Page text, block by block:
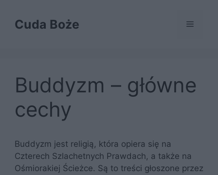
treściCuda Boże Menu
Buddyzm – główne
cechy
Buddyzm jest religią, która opiera się na
Czterech Szlachetnych Prawdach, a także na
Ośmiorakiej Ścieżce. Są to treści głoszone przez